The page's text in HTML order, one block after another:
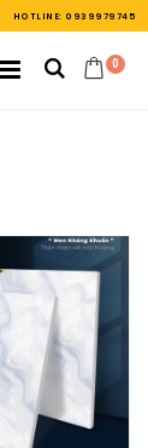
HOTLINE: 0939979745
0